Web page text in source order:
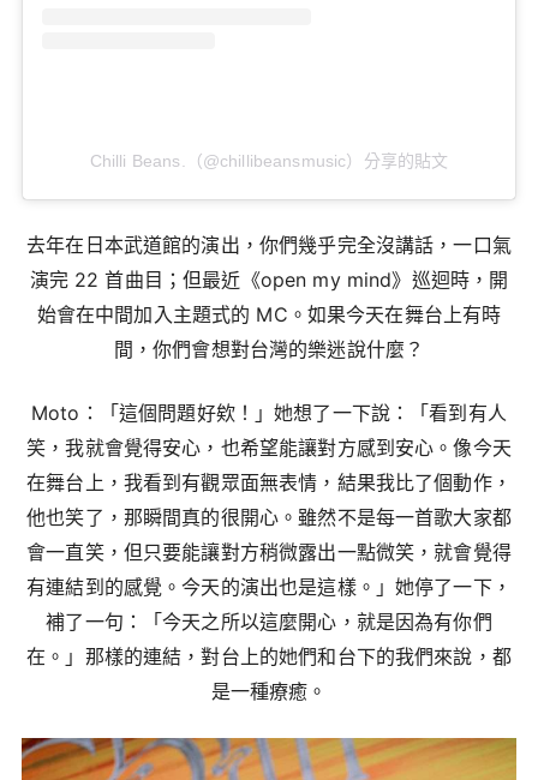
Chilli Beans.（@chillibeansmusic）分享的貼文
去年在日本武道館的演出，你們幾乎完全沒講話，一口氣
演完 22 首曲目；但最近《open my mind》巡迴時，開
始會在中間加入主題式的 MC。如果今天在舞台上有時
間，你們會想對台灣的樂迷說什麼？
Moto：「這個問題好欸！」她想了一下說：「看到有人
笑，我就會覺得安心，也希望能讓對方感到安心。像今天
在舞台上，我看到有觀眾面無表情，結果我比了個動作，
他也笑了，那瞬間真的很開心。雖然不是每一首歌大家都
會一直笑，但只要能讓對方稍微露出一點微笑，就會覺得
有連結到的感覺。今天的演出也是這樣。」她停了一下，
補了一句：「今天之所以這麼開心，就是因為有你們
在。」那樣的連結，對台上的她們和台下的我們來說，都
是一種療癒。